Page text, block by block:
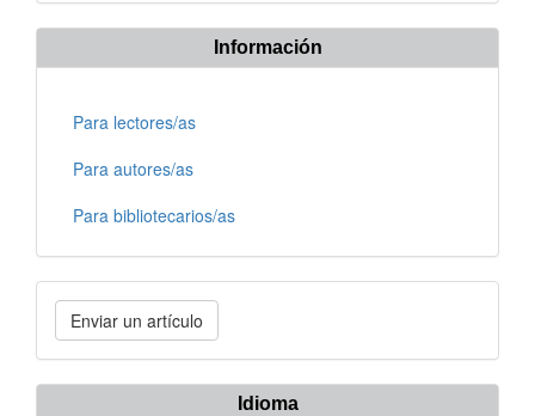
Información
Para lectores/as
Para autores/as
Para bibliotecarios/as
Enviar
un
artículo
Enviar un artículo
Idioma